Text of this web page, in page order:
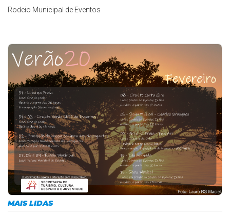
Rodeio Municipal de Eventos
MAIS LIDAS